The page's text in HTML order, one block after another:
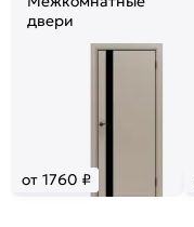
двери
от 1760 ₽